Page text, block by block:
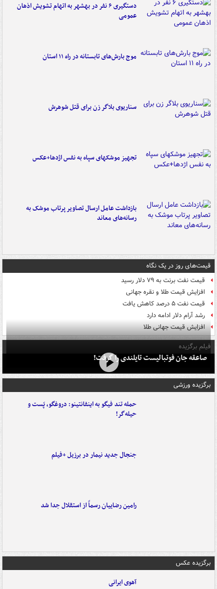
دستگیری ۶ نفر در بهشهر به اتهام تشویش اذهان
عمومی
موج بارش‌های تابستانه در راه ۱۱ استان
سناریوی بلاگر زن برای قتل شوهرش
تجهیز موشکهای سپاه به نفس اژدها+عکس
بازداشت عامل ارسال تصاویر پرتاب موشک به
رسانه‌های معاند
قیمت‌های روز در یک نگاه
قیمت نفت برنت به ۷۹ دلار رسید
افزایش قیمت طلا و نقره جهانی
قیمت نفت ۵ درصد کاهش یافت
رشد آرام دلار ادامه دارد
افزایش قیمت جهانی طلا
فیلم برگزیده
صاعقه جان فوتبالیست تایلندی را گرفت!
برگزیده ورزشی
حمله تند فیگو به اینفانتینو: دروغگو، پَست‌ و
حیله‌گر!
جنجال جدید نیمار در برزیل +فیلم
رامین رضاییان رسماً از استقلال جدا شد
برگزیده عکس
آهوی ایرانی